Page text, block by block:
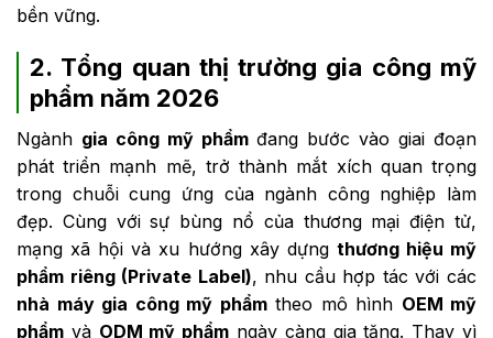
bền vững.
2. Tổng quan thị trường gia công mỹ
phẩm năm 2026
Ngành gia công mỹ phẩmđang bước vào giai đoạn
phát triển mạnh mẽ, trở thành mắt xích quan trọng
trong chuỗi cung ứng của ngành công nghiệp làm
đẹp. Cùng với sự bùng nổ của thương mại điện tử,
mạng xã hội và xu hướng xây dựng thương hiệu mỹ
phẩm riêng (Private Label), nhu cầu hợp tác với các
nhà máy gia công mỹ phẩmtheo mô hình OEM mỹ
phẩm và ODM mỹ phẩm ngày càng gia tăng. Thay vì